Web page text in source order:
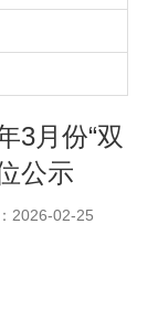
3月份“双
公示
2026-02-25